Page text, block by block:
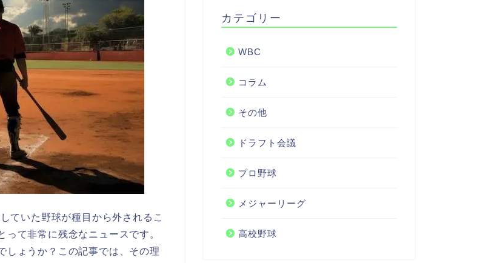
ていた野球が種目から外されるこ
て非常に残念なニュースです。
しょうか？この記事では、その理
カテゴリー
WBC
コラム
その他
ドラフト会議
プロ野球
メジャーリーグ
高校野球